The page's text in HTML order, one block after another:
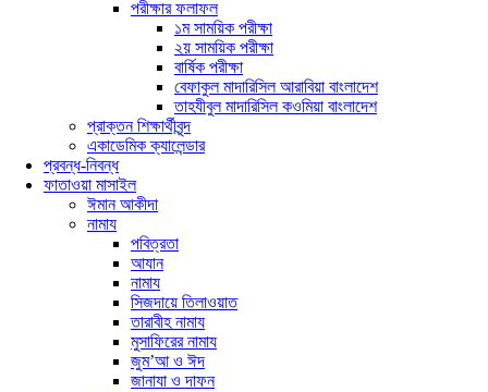
পরীক্ষার ফলাফল
১ম সাময়িক পরীক্ষা
২য় সাময়িক পরীক্ষা
বার্ষিক পরীক্ষা
বেফাকুল মাদারিসিল আরাবিয়া বাংলাদেশ
তাহযীবুল মাদারিসিল কওমিয়া বাংলাদেশ
প্রাক্তন শিক্ষার্থীবৃন্দ
একাডেমিক ক্যালেন্ডার
প্রবন্ধ-নিবন্ধ
ফাতাওয়া মাসাইল
ঈমান আকীদা
নামায
পবিত্রতা
আযান
নামায
সিজদায়ে তিলাওয়াত
তারাবীহ নামায
মুসাফিরের নামায
জুম’আ ও ঈদ
জানাযা ও দাফন